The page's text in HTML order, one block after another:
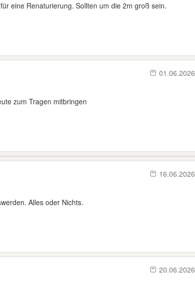
eine Renaturierung. Sollten um die 2m groß sein.
01.06.2026
zum Tragen mitbringen
16.06.2026
Alles oder Nichts.
20.06.2026